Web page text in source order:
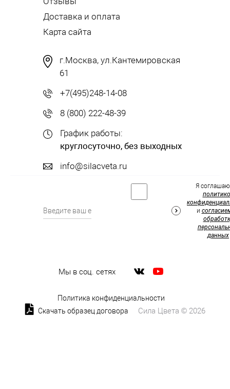
Доставка и оплата
Карта сайта
г.Москва, ул.Кантемировская
61
+7(495)248-14-08
8 (800) 222-48-39
График работы:
круглосуточно, без выходных
info@silacveta.ru
Мы в соц. сетях
Я
и
данных
Политика конфиденциальности
Скачать образец договора
Сила Цвета © 2026